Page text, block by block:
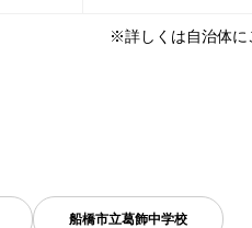
※詳しくは自治体に
船橋市立葛飾中学校